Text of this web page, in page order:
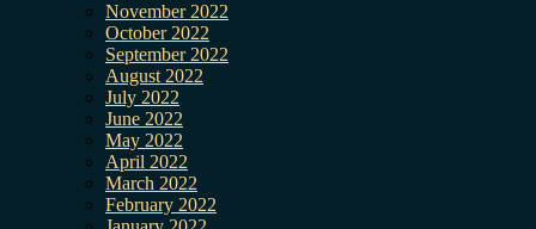
November 2022
October 2022
September 2022
August 2022
July 2022
June 2022
May 2022
April 2022
March 2022
February 2022